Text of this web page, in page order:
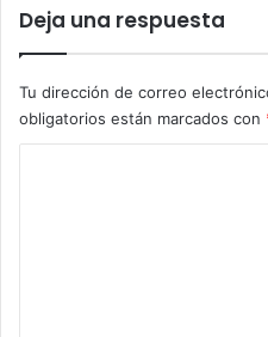
Deja una respuesta
Tu dirección de correo
obligatorios están marcados con